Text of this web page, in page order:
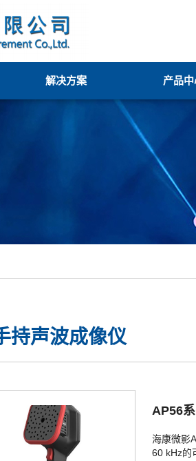
解决方案 产品中
持声波成像仪
AP56
海康微影
60 kHz的